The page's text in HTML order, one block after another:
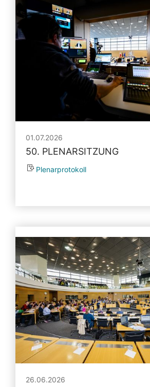
01.07.2026
50. PLENARSITZUNG
Plenarprotokoll
26.06.2026